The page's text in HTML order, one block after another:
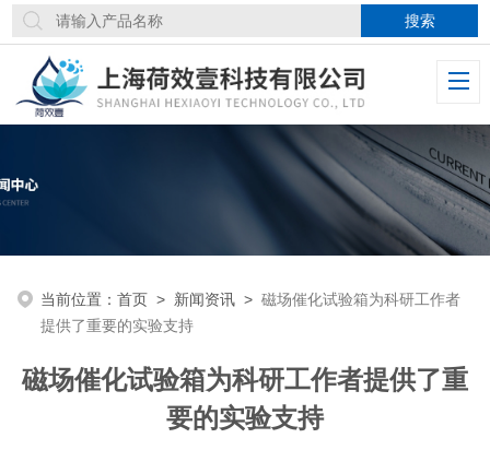
当前位置：首页 > 新闻资讯 >磁场催化试验箱为科研工作者
提供了重要的实验支持
磁场催化试验箱为科研工作者提供了重
要的实验支持